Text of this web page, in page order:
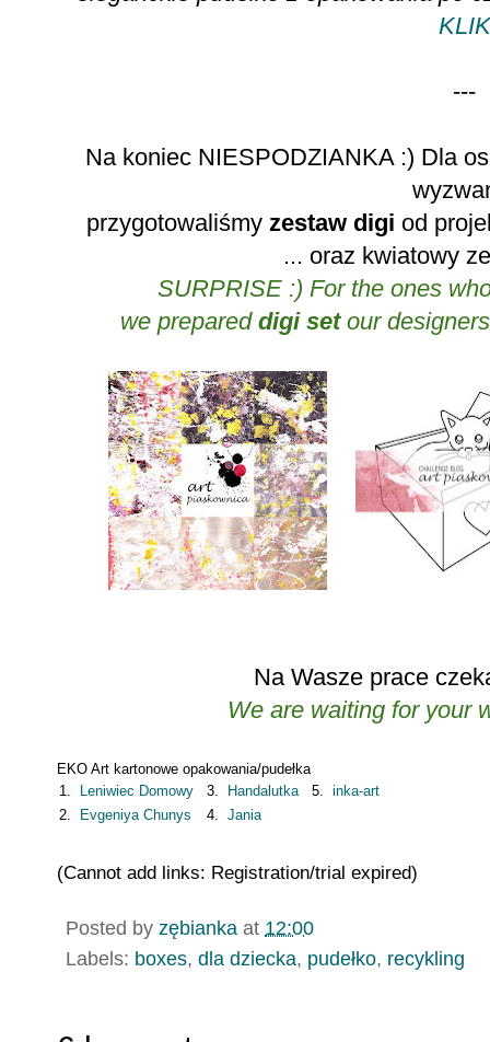
KLIK
---
Na koniec NIESPODZIANKA :) Dla
przygotowaliśmy zestaw digi od
... oraz kwiatowy
SURPRISE :) For the ones
we prepared digi set our
Na Wasze prace
We are waiting for your
EKO Art kartonowe opakowania/pudełka
1.
Leniwiec Domowy 3. Handalutka 5. inka-art
2.
Evgeniya Chunys 4. Jania
(Cannot add links: Registration/trial expired)
Posted by zębianka at 12:00
Labels: boxes, dla dziecka, pudełko, recykling